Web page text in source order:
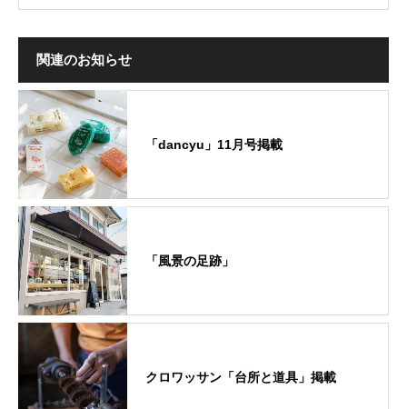
関連のお知らせ
「dancyu」11月号掲載
「風景の足跡」
クロワッサン「台所と道具」掲載